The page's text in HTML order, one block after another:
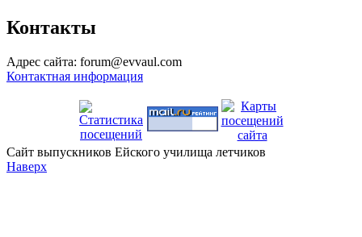
Контакты
Адрес сайта: forum@evvaul.com
Контактная информация
Сайт выпускников Ейского училища летчиков
Наверх